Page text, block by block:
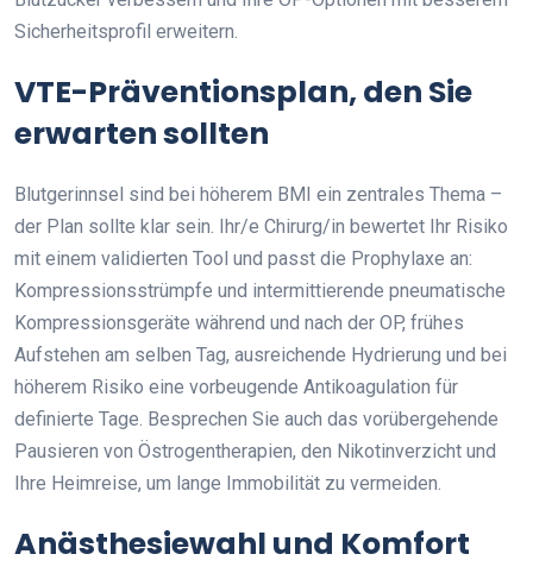
Sicherheitsprofil erweitern.
VTE-Präventionsplan, den Sie
erwarten sollten
Blutgerinnsel sind bei höherem BMI ein zentrales Thema –
der Plan sollte klar sein. Ihr/e Chirurg/in bewertet Ihr Risiko
mit einem validierten Tool und passt die Prophylaxe an:
Kompressionsstrümpfe und intermittierende pneumatische
Kompressionsgeräte während und nach der OP, frühes
Aufstehen am selben Tag, ausreichende Hydrierung und bei
höherem Risiko eine vorbeugende Antikoagulation für
definierte Tage. Besprechen Sie auch das vorübergehende
Pausieren von Östrogentherapien, den Nikotinverzicht und
Ihre Heimreise, um lange Immobilität zu vermeiden.
Anästhesiewahl und Komfort